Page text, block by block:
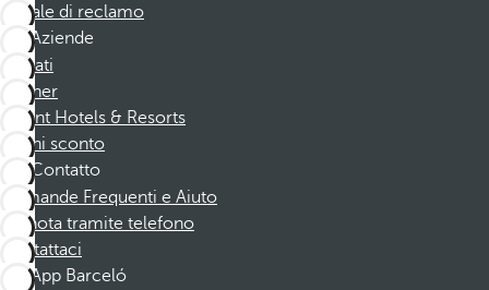
Canale di reclamo
Aziende
Affiliati
Partner
Dorint Hotels & Resorts
Buoni sconto
Contatto
Domande Frequenti e Aiuto
Prenota tramite telefono
Contattaci
App Barceló